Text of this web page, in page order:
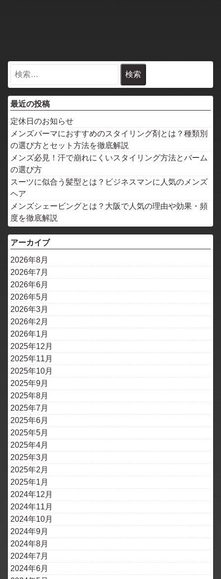
最近の投稿
定休日のお知らせ
メンズパーマにおすすめのスタイリング剤とは？種類別
の選び方とセット方法を徹底解説
メンズ必見！汗で崩れにくいスタイリング方法とバーム
の選び方
スーツに似合う髪型とは？ビジネスマンに人気のメンズ
ヘア
メンズシェービングとは？大阪で人気の理由や効果・頻
度を徹底解説
アーカイブ
2026年8月
2026年7月
2026年6月
2026年5月
2026年3月
2026年2月
2026年1月
2025年12月
2025年11月
2025年10月
2025年9月
2025年8月
2025年7月
2025年6月
2025年5月
2025年4月
2025年3月
2025年2月
2025年1月
2024年12月
2024年11月
2024年10月
2024年9月
2024年8月
2024年7月
2024年6月